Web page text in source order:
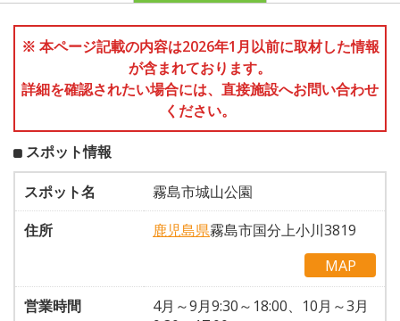
※ 本ページ記載の内容は2026年1月以前に取材した情報
が含まれております。
詳細を確認されたい場合には、直接施設へお問い合わせ
ください。
スポット情報
スポット名
霧島市城山公園
住所
鹿児島県霧島市国分上小川3819
MAP
営業時間
4月～9月9:30～18:00、10月～3月